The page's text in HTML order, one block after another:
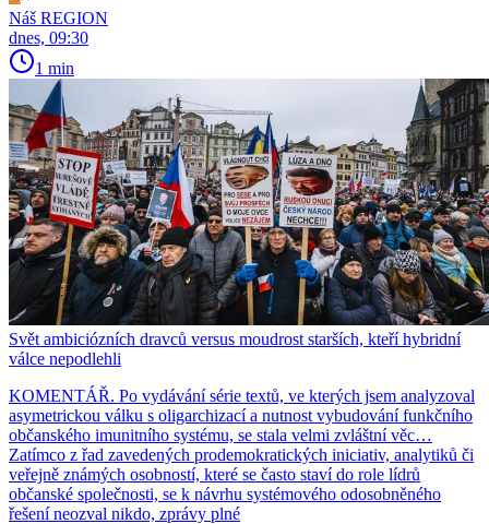
Náš REGION
dnes, 09:30
1 min
Svět ambiciózních dravců versus moudrost starších, kteří hybridní
válce nepodlehli
KOMENTÁŘ. Po vydávání série textů, ve kterých jsem analyzoval
asymetrickou válku s oligarchizací a nutnost vybudování funkčního
občanského imunitního systému, se stala velmi zvláštní věc…
Zatímco z řad zavedených prodemokratických iniciativ, analytiků či
veřejně známých osobností, které se často staví do role lídrů
občanské společnosti, se k návrhu systémového odosobněného
řešení neozval nikdo, zprávy plné